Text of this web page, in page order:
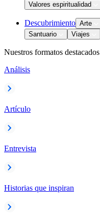
Valores espiritualidad
Descubrimiento Arte
Santuario
Viajes
Nuestros formatos destacados
Análisis
Artículo
Entrevista
Historias que inspiran